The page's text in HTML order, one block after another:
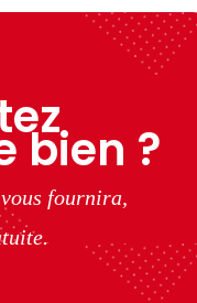
bien ?
fournira,